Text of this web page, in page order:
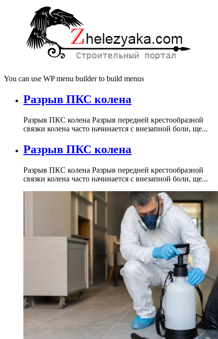
You can use WP menu builder to build menus
Разрыв ПКС колена
Разрыв ПКС колена Разрыв передней крестообразной
связки колена часто начинается с внезапной боли, ще...
Разрыв ПКС колена
Разрыв ПКС колена Разрыв передней крестообразной
связки колена часто начинается с внезапной боли, ще...